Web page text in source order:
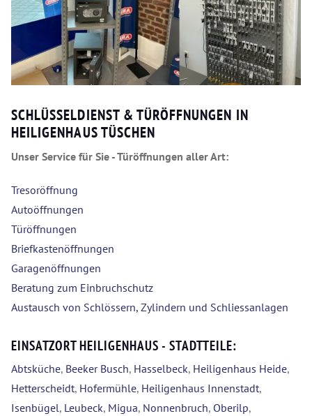
SCHLÜSSELDIENST & TÜRÖFFNUNGEN IN
HEILIGENHAUS TÜSCHEN
Unser Service für Sie - Türöffnungen aller Art:
Tresoröffnung
Autoöffnungen
Türöffnungen
Briefkastenöffnungen
Garagenöffnungen
Beratung zum Einbruchschutz
Austausch von Schlössern, Zylindern und Schliessanlagen
EINSATZORT HEILIGENHAUS - STADTTEILE:
Abtsküche, Beeker Busch, Hasselbeck, Heiligenhaus Heide,
Hetterscheidt, Hofermühle, Heiligenhaus Innenstadt,
Isenbügel, Leubeck, Migua, Nonnenbruch, Oberilp,